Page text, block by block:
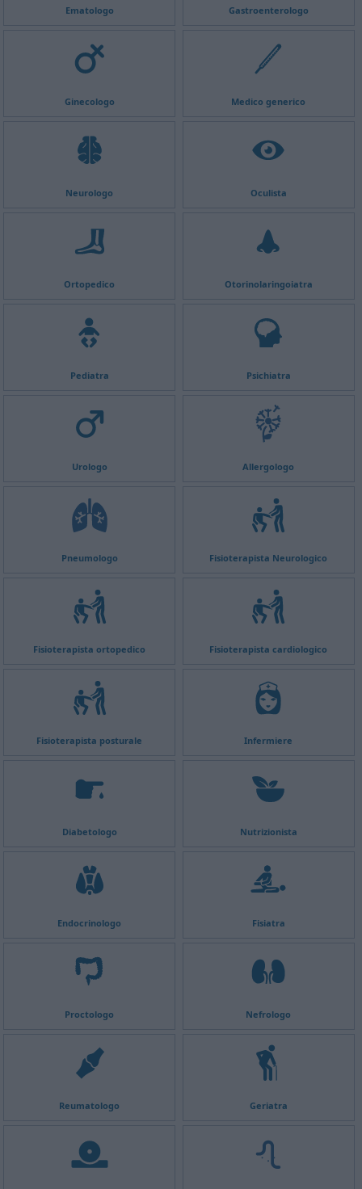
Ematologo Gastroenterologo
Ginecologo Medico generico
Neurologo Oculista
Ortopedico Otorinolaringoiatra
Pediatra Psichiatra
Urologo Allergologo
Pneumologo Fisioterapista Neurologico
Fisioterapista ortopedico Fisioterapista cardiologico
Fisioterapista posturale Infermiere
Diabetologo Nutrizionista
Endocrinologo Fisiatra
Proctologo Nefrologo
Reumatologo Geriatra